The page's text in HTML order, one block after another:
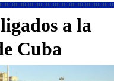
a la
Cuba